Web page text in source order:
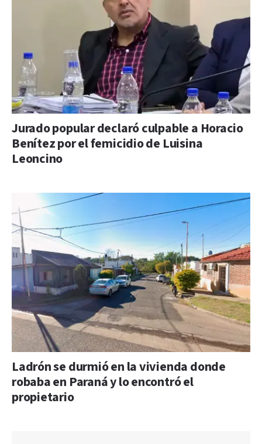
Jurado popular declaró culpable a Horacio
Benítez por el femicidio de Luisina
Leoncino
Ladrón se durmió en la vivienda donde
robaba en Paraná y lo encontró el
propietario